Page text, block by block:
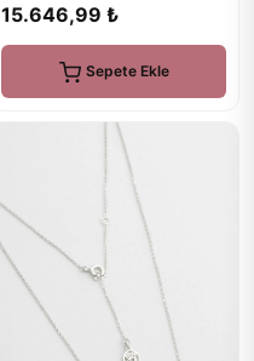
15.646,99 ₺
Sepete Ekle